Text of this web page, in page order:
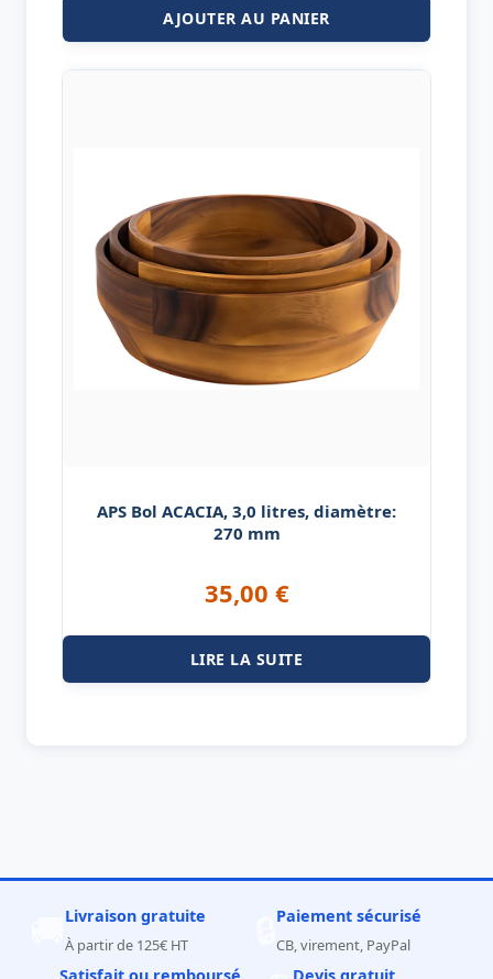
AJOUTER AU PANIER
APS Bol ACACIA, 3,0 litres, diamètre:
270 mm
35,00 €
LIRE LA SUITE
Livraison gratuite
À partir de 125€ HT
Paiement sécurisé
CB, virement, PayPal
Satisfait ou remboursé Devis gratuit